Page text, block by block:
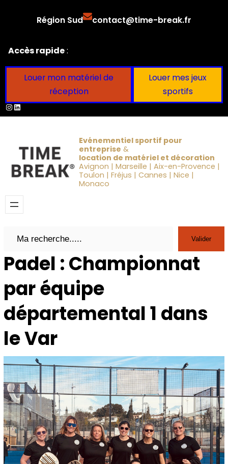
Région Sud contact@time-break.fr
Accès rapide:
Louer mon matériel de
réception
Louer mes jeux
sportifs
Instagram
LinkedIn
Evénementiel sportif pour
entreprise &
location de matériel et décoration
Avignon | Marseille | Aix-en-Provence |
Toulon | Fréjus | Cannes | Nice |
Monaco
Search Valider
Padel : Championnat
par équipe
départemental 1 dans
le Var